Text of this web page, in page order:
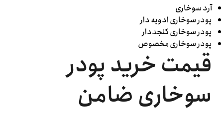
آرد سوخاری
پودر سوخاری ادویه دار
پودر سوخاری کنجددار
پودر سوخاری مخصوص
قیمت خرید پودر
سوخاری ضامن